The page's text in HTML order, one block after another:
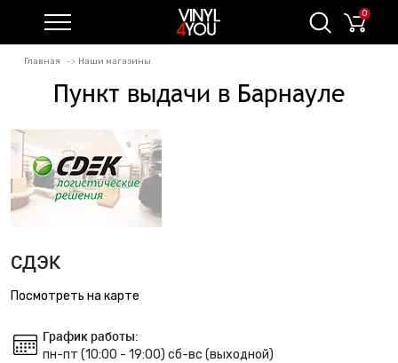
0
Главная Наши магазины
Пункт выдачи в Барнауле
СДЭК
Посмотреть на карте
График работы:
пн-пт (10:00 - 19:00) сб-вс (выходной)